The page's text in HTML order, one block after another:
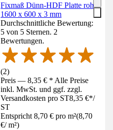
Fixmaß Dünn-HDF Platte roh
1600 x 600 x 3 mm
Durchschnittliche Bewertung:
5 von 5 Sternen. 2
Bewertungen.
(2)
Preis — 8,35 € * Alle Preise
inkl. MwSt. und ggf. zzgl.
Versandkosten pro ST8,35 €*/
ST
Entspricht 8,70 € pro m²(8,70
€/ m²)